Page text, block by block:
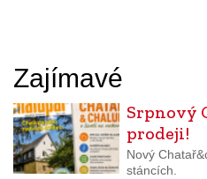
Zajímavé
Srpnový
prodeji!
Nový
stáncích.